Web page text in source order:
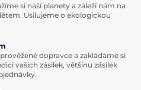
si naší planety a záleží nám na
Usilujeme o ekologickou
dopravce a zakládáme si
vašich zásilek, většinu zásilek